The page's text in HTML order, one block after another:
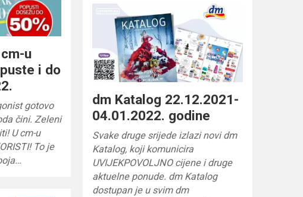
u
i do
gotovo
čini. Zeleni
U cm-u
To je
dm Katalog 22.12.2021-
04.01.2022. godine
Svake druge srijede izlazi novi dm
Katalog, koji komunicira
UVIJEKPOVOLJNO cijene i druge
aktuelne ponude. dm Katalog
dostupan je u svim dm